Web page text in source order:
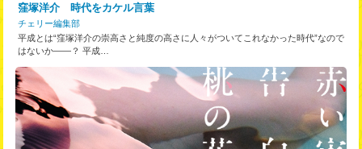
窪塚洋介 時代をカケル言葉
チェリー編集部
平成とは“窪塚洋介の崇高さと純度の高さに人々がついてこれなかった時代”なので
はないか――？ 平成…